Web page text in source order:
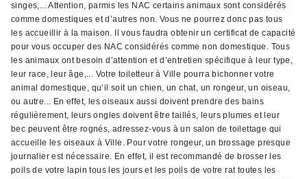
singes,... Attention, parmis les NAC certains animaux sont considérés
comme domestiques et d’autres non. Vous ne pourrez donc pas tous
les accueillir à la maison. Il vous faudra obtenir un certificat de capacité
pour vous occuper des NAC considérés comme non domestique. Tous
les animaux ont besoin d’attention et d’entretien spécifique à leur type,
leur race, leur âge,... Votre toiletteur à Ville pourra bichonner votre
animal domestique, qu’il soit un chien, un chat, un rongeur, un oiseau,
ou autre... En effet, les oiseaux aussi doivent prendre des bains
régulièrement, leurs ongles doivent être taillés, leurs plumes et leur
bec peuvent être rognés, adressez-vous à un salon de toilettage qui
accueille les oiseaux à Ville. Pour votre rongeur, un brossage presque
journalier est nécessaire. En effet, il est recommandé de brosser les
poils de votre lapin tous les jours et les poils de votre rat toutes les